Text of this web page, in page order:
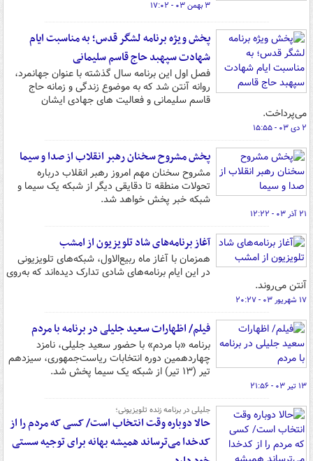
۳ بهمن ۰۳ - ۱۷:۰۲
پخش ویژه برنامه لشگر قدس؛ به مناسبت ایام
شهادت سپهبد حاج قاسم سلیمانی
فصل اول این برنامه سال گذشته با عنوان جهانمرد،
روانه آنتن شد که به موضوع زندگی و زمانه حاج
قاسم سلیمانی و فعالیت های جهادی ایشان
می‌پرداخت.
۲ دی ۰۳ - ۱۵:۵۵
پخش مشروح سخنان رهبر انقلاب از صدا و سیما
مشروح سخنان مهم امروز رهبر انقلاب درباره
تحولات منطقه تا دقایقی دیگر از شبکه یک سیما و
شبکه خبر پخش خواهد شد.
۲۱ آذر ۰۳ - ۱۲:۲۲
آغاز برنامه‌های شاد تلویزیون از امشب
همزمان با آغاز ماه ربیع‌الاول، شبکه‌های تلویزیونی
در این ایام برنامه‌های شادی تدارک دیده‌اند که به‌روی
آنتن می‌روند.
۱۷ شهریور ۰۳ - ۲۰:۲۷
فیلم/ اظهارات سعید جلیلی در برنامه با مردم
برنامه «با مردم» با حضور سعید جلیلی، نامزد
چهاردهمین دوره انتخابات ریاست‌جمهوری، سیزدهم
تیر (۱۳ تیر) از شبکه یک سیما پخش شد.
۱۳ تیر ۰۳ - ۲۱:۵۶
جلیلی در برنامه زنده تلویزیونی؛
حالا دوباره وقت انتخاب است/ کسی که مردم را از
کدخدا می‌ترساند همیشه بهانه برای توجیه سستی